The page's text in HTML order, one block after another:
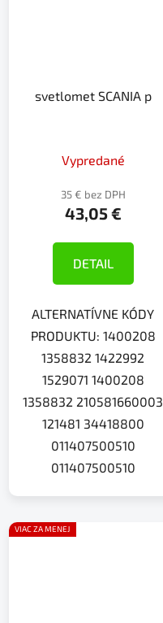
svetlomet SCANIA p
Vypredané
35 € bez DPH
43,05 €
DETAIL
ALTERNATÍVNE KÓDY
PRODUKTU: 1400208
1358832 1422992
1529071 1400208
1358832 210581660003
121481 34418800
011407500510
011407500510
VIAC ZA MENEJ